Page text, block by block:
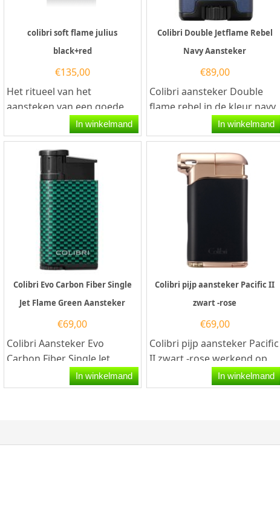
colibri soft flame julius
black+red
€135,00
Het ritueel van het
aansteken van een goede
sigaar is er een van traditie
en vaardigheid - en dit...
In winkelmand
Colibri Double Jetflame Rebel
Navy Aansteker
€89,00
Colibri aansteker Double
flame rebel in de kleur navy.
De aansteker werkt op
butaangas en is...
In winkelmand
Colibri Evo Carbon Fiber Single
Jet Flame Green Aansteker
€69,00
Colibri Aansteker Evo
Carbon Fiber Single Jet
Flame in de kleur Groen.
Deze aansteker heeft...
In winkelmand
Colibri pijp aansteker Pacific II
zwart -rose
€69,00
Colibri pijp aansteker Pacific
II zwart -rose werkend op
butaangas. Deze
rechthoekige Colibri...
In winkelmand